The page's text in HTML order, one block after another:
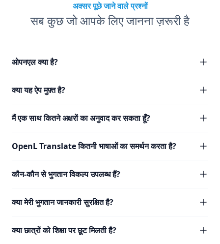
अक्सर पूछे जाने वाले प्रश्नों
सब कुछ जो आपके लिए जानना ज़रूरी है
ओपनएल क्या है?
क्या यह ऐप मुफ़्त है?
मैं एक साथ कितने अक्षरों का अनुवाद कर सकता हूँ?
OpenL Translate कितनी भाषाओं का समर्थन करता है?
कौन-कौन से भुगतान विकल्प उपलब्ध हैं?
क्या मेरी भुगतान जानकारी सुरक्षित है?
क्या छात्रों को शिक्षा पर छूट मिलती है?